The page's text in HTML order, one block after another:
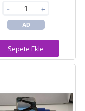
- +
AD
Sepete Ekle